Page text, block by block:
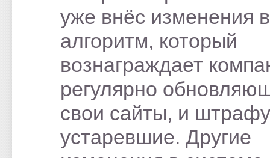
уже внёс изменения
алгоритм, который
вознаграждает
регулярно
свои сайты, и
устаревшие. Другие